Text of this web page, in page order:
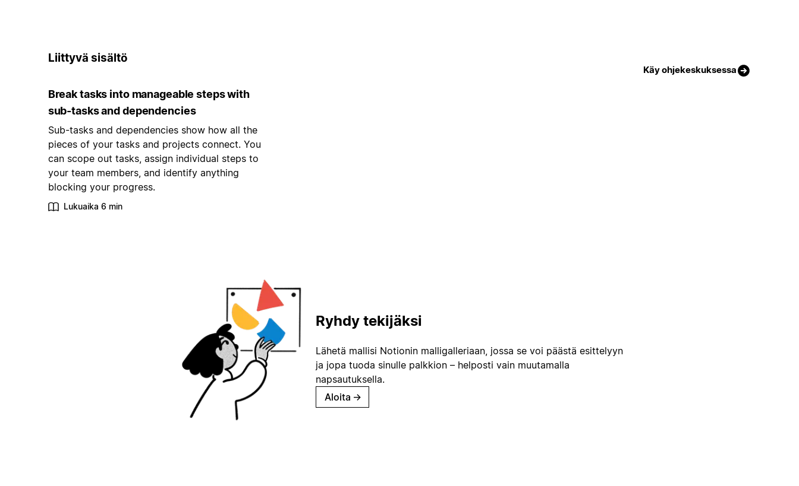
Liittyvä sisältö
Käy ohjekeskuksessa
Break tasks into manageable steps with
sub-tasks and dependencies
Sub-tasks and dependencies show how all the
pieces of your tasks and projects connect. You
can scope out tasks, assign individual steps to
your team members, and identify anything
blocking your progress.
Lukuaika 6 min
Ryhdy tekijäksi
Lähetä mallisi Notionin malligalleriaan, jossa se voi päästä esittelyyn
ja jopa tuoda sinulle palkkion – helposti vain muutamalla
napsautuksella.
Aloita →